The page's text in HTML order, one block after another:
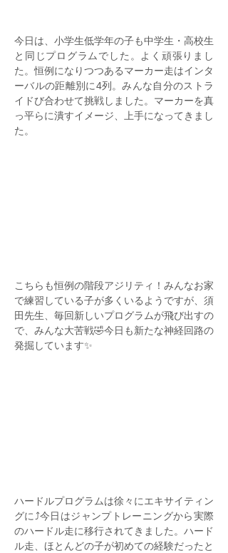
今日は、小学生低学年の子も中学生・高校生
と同じプログラムでした。よく頑張りまし
た。恒例になりつつあるマーカー走はインタ
ーバルの距離別に4列。みんな自分のストラ
イドび合わせて挑戦しました。マーカーを真
っ平らに潰すイメージ、上手になってきまし
た。
こちらも恒例の階段アジリティ！みんなお家
で練習している子が多くいるようですが、須
田先生、毎回新しいプログラムが飛び出すの
で、みんな大苦戦🤣今日も新たな神経回路の
発掘しています✨
ハードルプログラムは徐々にエキサイティン
グに⤴️今日はジャンプトレーニングから実際
のハードル走に移行されてきました。ハード
ル走、ほとんどの子が初めての経験だったと